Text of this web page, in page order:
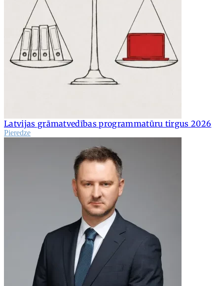
Latvijas grāmatvedības programmatūru tirgus 2026
Pieredze